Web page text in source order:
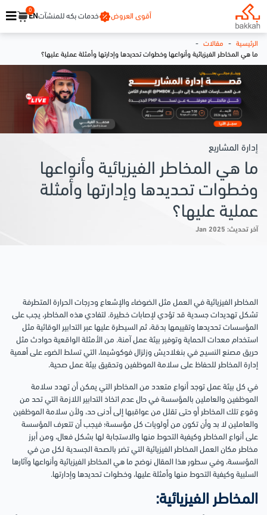
أقوى العروض خدمات بكه للمنشآتEN
0
الرئيسية - مقالات -
ما هي المخاطر الفيزيائية وأنواعها وخطوات تحديدها وإدارتها وأمثلة عملية عليها؟
إدارة المشاريع
ما هي المخاطر الفيزيائية وأنواعها
وخطوات تحديدها وإدارتها وأمثلة
عملية عليها؟
آخر تحديث: Jan 2025
المخاطر الفيزيائية في العمل مثل الضوضاء والإشعاع ودرجات الحرارة المتطرفة
تشكل تهديدات جسدية قد تؤدي لإصابات خطيرة. لتفادي هذه المخاطر، يجب على
المؤسسات تحديدها وتقييمها بدقة، ثم السيطرة عليها عبر التدابير الوقائية مثل
استخدام معدات الحماية وتوفير بيئة عمل آمنة. من الأمثلة الواقعية حوادث مثل
حريق مصنع النسيج في بنغلاديش وزلزال فوكوشيما، التي تسلط الضوء على أهمية
إدارة المخاطر للحفاظ على سلامة الموظفين وتحقيق بيئة عمل صحية.
في كل بيئة عمل توجد أنواع متعدد من المخاطر التي يمكن أن تهدد سلامة
الموظفين والعاملين بالمؤسسة في حال عدم اتخاذ التدابير اللازمة التي تحد من
وقوع تلك المخاطر أو حتى تقلل من عواقبها إلى أدنى حد، ولأن سلامة الموظفين
والعاملين لا بد وأن تكون من أولويات كل مؤسسة؛ فيجب أن تتعرف المؤسسة
على أنواع المخاطر وكيفية التحوط منها والاستجابة لها بشكل فعال، ومن أبرز
مخاطر مكان العمل المخاطر الفيزيائية التي تضر بالصحة الجسدية لكل من في
المؤسسة، وفي سطور هذا المقال نوضح ما هي المخاطر الفيزيائية وأنواعها وآثارها
السلبية وكيفية التحوط منها وأمثلة عليها، وخطوات تحديدها وإدارتها.
المخاطر الفيزيائية: